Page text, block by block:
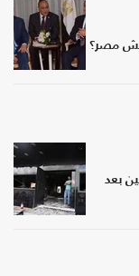
مصر؟
بعد